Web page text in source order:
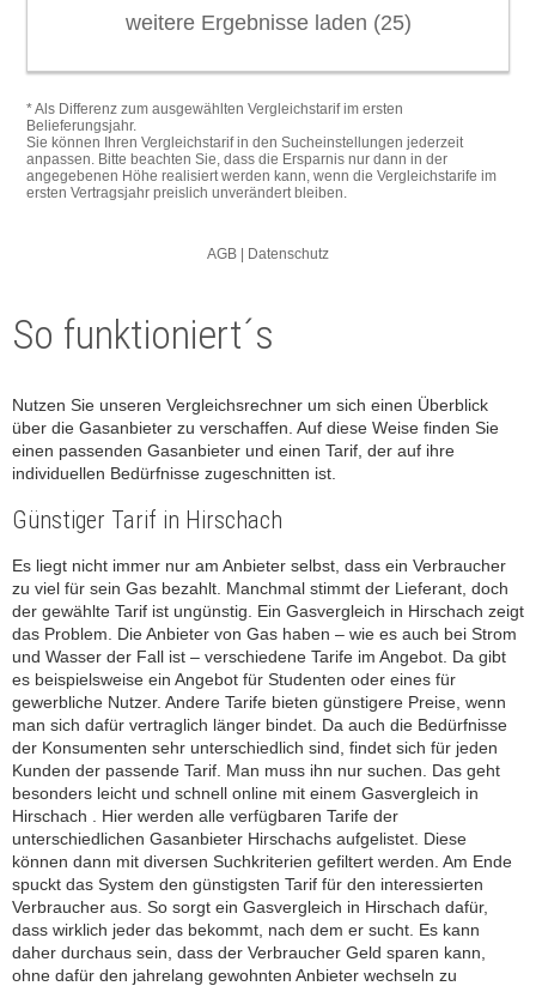
So funktioniert´s
Nutzen Sie unseren Vergleichsrechner um sich einen Überblick
über die Gasanbieter zu verschaffen. Auf diese Weise finden Sie
einen passenden Gasanbieter und einen Tarif, der auf ihre
individuellen Bedürfnisse zugeschnitten ist.
Günstiger Tarif in Hirschach
Es liegt nicht immer nur am Anbieter selbst, dass ein Verbraucher
zu viel für sein Gas bezahlt. Manchmal stimmt der Lieferant, doch
der gewählte Tarif ist ungünstig. Ein Gasvergleich in Hirschach zeigt
das Problem. Die Anbieter von Gas haben – wie es auch bei Strom
und Wasser der Fall ist – verschiedene Tarife im Angebot. Da gibt
es beispielsweise ein Angebot für Studenten oder eines für
gewerbliche Nutzer. Andere Tarife bieten günstigere Preise, wenn
man sich dafür vertraglich länger bindet. Da auch die Bedürfnisse
der Konsumenten sehr unterschiedlich sind, findet sich für jeden
Kunden der passende Tarif. Man muss ihn nur suchen. Das geht
besonders leicht und schnell online mit einem Gasvergleich in
Hirschach . Hier werden alle verfügbaren Tarife der
unterschiedlichen Gasanbieter Hirschachs aufgelistet. Diese
können dann mit diversen Suchkriterien gefiltert werden. Am Ende
spuckt das System den günstigsten Tarif für den interessierten
Verbraucher aus. So sorgt ein Gasvergleich in Hirschach dafür,
dass wirklich jeder das bekommt, nach dem er sucht. Es kann
daher durchaus sein, dass der Verbraucher Geld sparen kann,
ohne dafür den jahrelang gewohnten Anbieter wechseln zu